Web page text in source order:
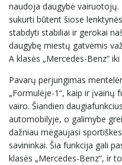
naudoja daugybė vairuotojų.
sukurti būtent šiose
stabdyti stabiliai ir gerokai
daugybę miestų gatvėmis
A klasės „Mercedes-Benz“
Pavarų perjungimas
„Formulėje-1“, kaip ir įvairių
vairo. Šiandien
automobilyje, o galimybe
dažniau mėgaujasi
savininkai. Šia funkcija gali
klasės „Mercedes-Benz“, ir